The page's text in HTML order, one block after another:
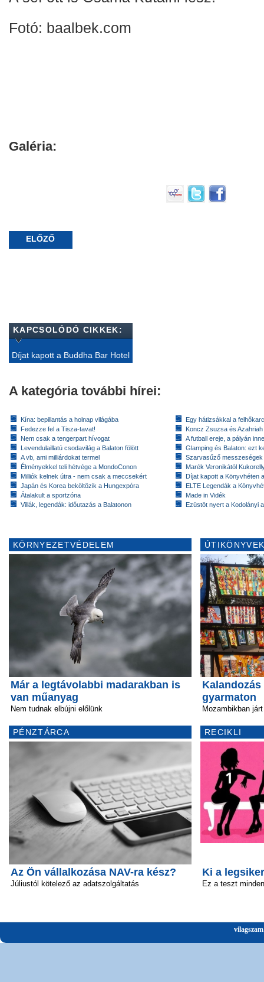
Fotó: baalbek.com
Galéria:
ELŐZŐ
KAPCSOLÓDÓ CIKKEK:
Díjat kapott a Buddha Bar Hotel
A kategória további hírei:
Kína: bepillantás a holnap világába
Fedezze fel a Tisza-tavat!
Nem csak a tengerpart hívogat
Levendulaillatú csodavilág a Balaton fölött
A vb, ami milliárdokat termel
Élményekkel teli hétvége a MondoConon
Milliók kelnek útra - nem csak a meccsekért
Japán és Korea beköltözik a Hungexpóra
Átalakult a sportzóna
Villák, legendák: időutazás a Balatonon
Egy hátizsákkal a
Koncz Zsuzsa és
A futball ereje, a pályán
Glamping és Balaton: ezt
Szarvasűző messzeségek
Marék Veronikától
Díjat kapott a Könyvhéten
ELTE Legendák a
Made in Vidék
Ezüstöt nyert a Kodolányi
KÖRNYEZETVÉDELEM
Már a legtávolabbi madarakban is
van műanyag
Nem tudnak elbújni előlünk
PÉNZTÁRCA
Az Ön vállalkozása NAV-ra kész?
Júliustól kötelező az adatszolgáltatás
gyarmaton
Mozambikban
RECIKLI
Ki a
Ez a teszt